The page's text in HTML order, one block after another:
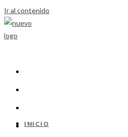
Ir al contenido
INICIO